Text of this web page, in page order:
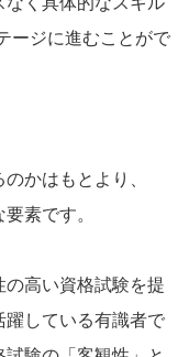
ージに進むことがで
かはもとより、
素です。
高い資格試験を提
躍している有識者で